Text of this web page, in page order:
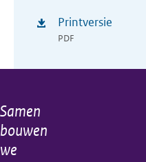
Printversie
PDF
Algemene
informatie
Samen
bouwen
we